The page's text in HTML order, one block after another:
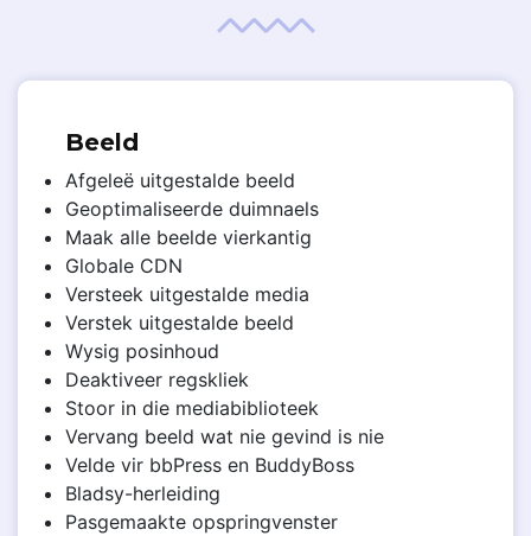
Beeld
Afgeleë uitgestalde beeld
Geoptimaliseerde duimnaels
Maak alle beelde vierkantig
Globale CDN
Versteek uitgestalde media
Verstek uitgestalde beeld
Wysig posinhoud
Deaktiveer regskliek
Stoor in die mediabiblioteek
Vervang beeld wat nie gevind is nie
Velde vir bbPress en BuddyBoss
Bladsy-herleiding
Pasgemaakte opspringvenster